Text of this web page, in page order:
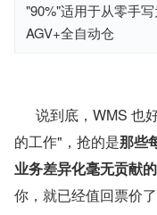
"90%"适用于从零手
AGV+全自动仓
的工作"，抢的是那些
业务差异化毫无贡献
你，就已经值回票价了